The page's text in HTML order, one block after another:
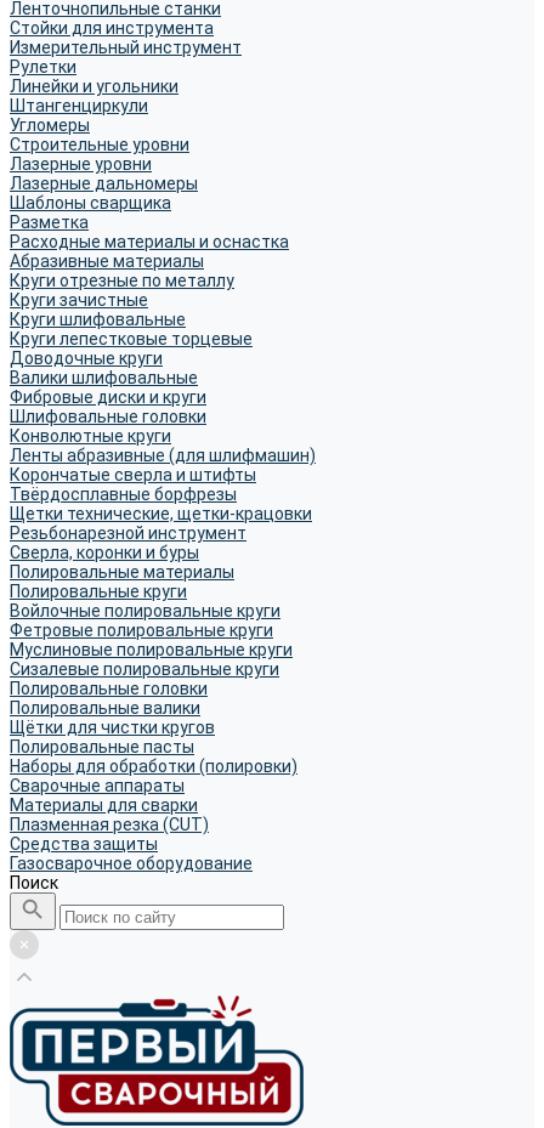
Ленточнопильные станки
Стойки для инструмента
Измерительный инструмент
Рулетки
Линейки и угольники
Штангенциркули
Угломеры
Строительные уровни
Лазерные уровни
Лазерные дальномеры
Шаблоны сварщика
Разметка
Расходные материалы и оснастка
Абразивные материалы
Круги отрезные по металлу
Круги зачистные
Круги шлифовальные
Круги лепестковые торцевые
Доводочные круги
Валики шлифовальные
Фибровые диски и круги
Шлифовальные головки
Конволютные круги
Ленты абразивные (для шлифмашин)
Корончатые сверла и штифты
Твёрдосплавные борфрезы
Щетки технические, щетки-крацовки
Резьбонарезной инструмент
Сверла, коронки и буры
Полировальные материалы
Полировальные круги
Войлочные полировальные круги
Фетровые полировальные круги
Муслиновые полировальные круги
Cизалевые полировальные круги
Полировальные головки
Полировальные валики
Щётки для чистки кругов
Полировальные пасты
Наборы для обработки (полировки)
Сварочные аппараты
Материалы для сварки
Плазменная резка (CUT)
Средства защиты
Газосварочное оборудование
Поиск